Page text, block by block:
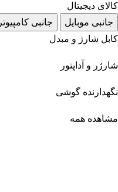
کالای دیجیتال
جانبی موبایل
جانبی کامپیوتر
کابل شارژ و مبدل
شارژر و آداپتور
نگهدارنده گوشی
مشاهده همه